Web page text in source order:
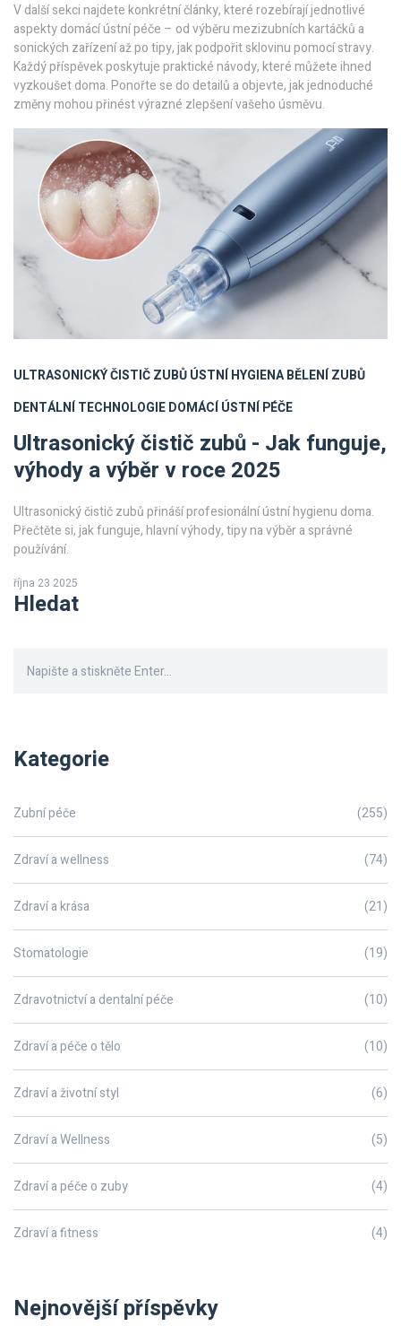
V další sekci najdete konkrétní články, které rozebírají jednotlivé
aspekty domácí ústní péče – od výběru mezizubních kartáčků a
sonických zařízení až po tipy, jak podpořit sklovinu pomocí stravy.
Každý příspěvek poskytuje praktické návody, které můžete ihned
vyzkoušet doma. Ponořte se do detailů a objevte, jak jednoduché
změny mohou přinést výrazné zlepšení vašeho úsměvu.
ULTRASONICKÝ ČISTIČ ZUBŮÚSTNÍ HYGIENABĚLENÍ ZUBŮ
DENTÁLNÍ TECHNOLOGIEDOMÁCÍ ÚSTNÍ PÉČE
Ultrasonický čistič zubů - Jak funguje,
výhody a výběr v roce 2025
Ultrasonický čistič zubů přináší profesionální ústní hygienu doma.
Přečtěte si, jak funguje, hlavní výhody, tipy na výběr a správné
používání.
října 23 2025
Hledat
Kategorie
Zubní péče (255)
Zdraví a wellness (74)
Zdraví a krása (21)
Stomatologie (19)
Zdravotnictví a dentalní péče (10)
Zdraví a péče o tělo (10)
Zdraví a životní styl (6)
Zdraví a Wellness (5)
Zdraví a péče o zuby (4)
Zdraví a fitness (4)
Nejnovější příspěvky